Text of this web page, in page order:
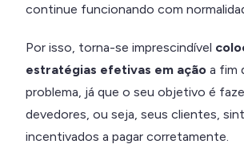
continue funcionando com
Por isso, torna-se imprescindível
estratégias efetivas em ação a fim
problema, já que o seu objetivo é
devedores, ou seja, seus clientes,
incentivados a pagar corretamente.